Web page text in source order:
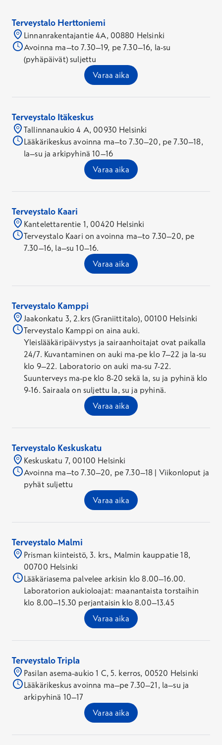
Terveystalo Herttoniemi
Linnanrakentajantie 4A, 00880 Helsinki
Avoinna ma–to 7.30–19, pe 7.30–16, la-su
(pyhäpäivät) suljettu
Varaa aika
Terveystalo Itäkeskus
Tallinnanaukio 4 A, 00930 Helsinki
Lääkärikeskus avoinna ma–to 7.30–20, pe 7.30–18,
la–su ja arkipyhinä 10–16
Varaa aika
Terveystalo Kaari
Kantelettarentie 1, 00420 Helsinki
Terveystalo Kaari on avoinna ma–to 7.30–20, pe
7.30–16, la–su 10–16.
Varaa aika
Terveystalo Kamppi
Jaakonkatu 3, 2.krs (Graniittitalo), 00100 Helsinki
Terveystalo Kamppi on aina auki.
Yleislääkäripäivystys ja sairaanhoitajat ovat paikalla
24/7. Kuvantaminen on auki ma-pe klo 7–22 ja la-su
klo 9–22. Laboratorio on auki ma-su 7-22.
Suunterveys ma-pe klo 8-20 sekä la, su ja pyhinä klo
9-16. Sairaala on suljettu la, su ja pyhinä.
Varaa aika
Terveystalo Keskuskatu
Keskuskatu 7, 00100 Helsinki
Avoinna ma–to 7.30–20, pe 7.30–18 | Viikonloput ja
pyhät suljettu
Varaa aika
Terveystalo Malmi
Prisman kiinteistö, 3. krs., Malmin kauppatie 18,
00700 Helsinki
Lääkäriasema palvelee arkisin klo 8.00–16.00.
Laboratorion aukioloajat: maanantaista torstaihin
klo 8.00–15.30 perjantaisin klo 8.00–13.45
Varaa aika
Terveystalo Tripla
Pasilan asema-aukio 1 C, 5. kerros, 00520 Helsinki
Lääkärikeskus avoinna ma–pe 7.30–21, la–su ja
arkipyhinä 10–17
Varaa aika